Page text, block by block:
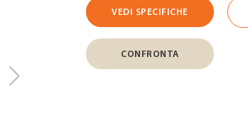
VEDI SPECIFICHE
CONFRONTA